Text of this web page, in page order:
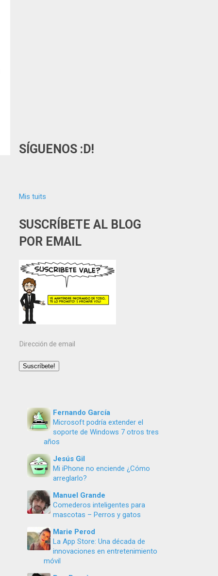
SÍGUENOS :D!
Mis tuits
SUSCRÍBETE AL BLOG
POR EMAIL
Dirección
email
Suscríbete!
Fernando García
Microsoft podría extender el
soporte de Windows 7 otros tres
años
Jesús Gil
Mi iPhone no enciende ¿Cómo
arreglarlo?
Manuel Grande
Comederos inteligentes para
mascotas – Perros y gatos
Marie Perod
La App Store: Una década de
innovaciones en entretenimiento
móvil